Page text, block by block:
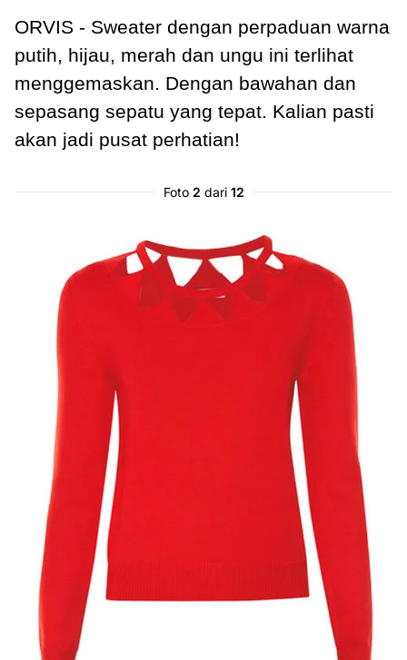
ORVIS - Sweater dengan perpaduan warna
putih, hijau, merah dan ungu ini terlihat
menggemaskan. Dengan bawahan dan
sepasang sepatu yang tepat. Kalian pasti
akan jadi pusat perhatian!
Foto 2 dari 12